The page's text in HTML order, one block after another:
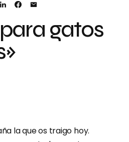
gatos
la que os traigo hoy.